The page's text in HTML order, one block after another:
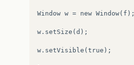
Window w = new Window(f);
w.setSize(d);
w.setVisible(true);